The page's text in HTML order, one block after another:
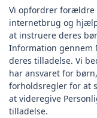
Vi opfordrer forældre
internetbrug og
at instruere deres
Information gennem
deres tilladelse. Vi
har ansvaret for
forholdsregler for at
at videregive
tilladelse.